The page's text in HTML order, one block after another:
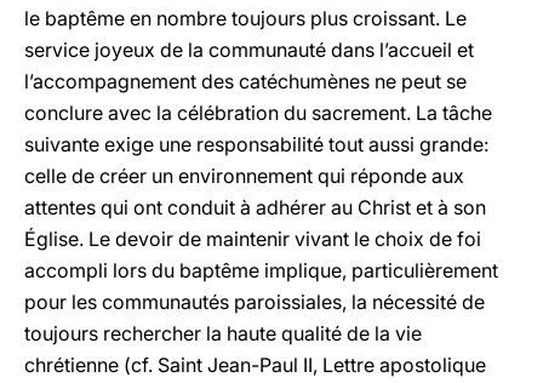
le baptême en nombre toujours plus croissant. Le
service joyeux de la communauté dans l’accueil et
l’accompagnement des catéchumènes ne peut se
conclure avec la célébration du sacrement. La tâche
suivante exige une responsabilité tout aussi grande:
celle de créer un environnement qui réponde aux
attentes qui ont conduit à adhérer au Christ et à son
Église. Le devoir de maintenir vivant le choix de foi
accompli lors du baptême implique, particulièrement
pour les communautés paroissiales, la nécessité de
toujours rechercher la haute qualité de la vie
chrétienne (cf. Saint Jean-Paul II, Lettre apostolique